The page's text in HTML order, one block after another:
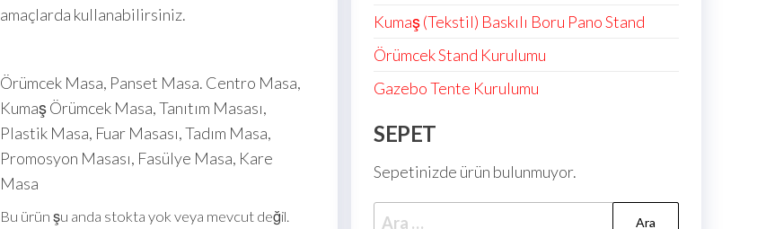
amaçlarda kullanabilirsiniz.
Örümcek Masa, Panset Masa. Centro Masa,
Kumaş Örümcek Masa, Tanıtım Masası,
Plastik Masa, Fuar Masası, Tadım Masa,
Promosyon Masası, Fasülye Masa, Kare
Masa
Bu ürün şu anda stokta yok veya mevcut değil.
Kumaş (Tekstil) Baskılı Boru Pano Stand
Örümcek Stand Kurulumu
Gazebo Tente Kurulumu
SEPET
Sepetinizde ürün bulunmuyor.